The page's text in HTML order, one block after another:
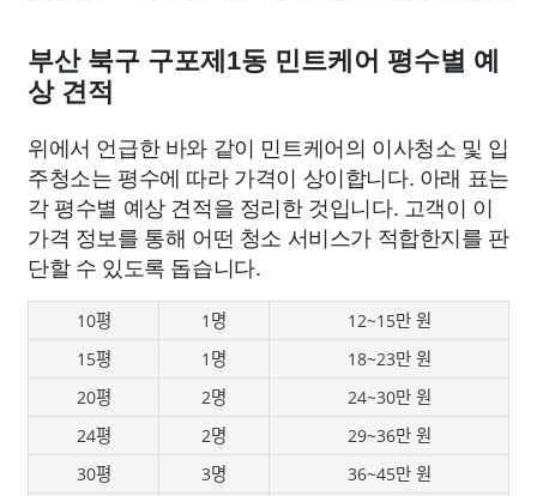
부산 북구 구포제1동 민트케어 평수별 예
상 견적
위에서 언급한 바와 같이 민트케어의 이사청소 및 입
주청소는 평수에 따라 가격이 상이합니다. 아래 표는
각 평수별 예상 견적을 정리한 것입니다. 고객이 이
가격 정보를 통해 어떤 청소 서비스가 적합한지를 판
단할 수 있도록 돕습니다.
10평 1명
12~15만 원
15평
1명
18~23만 원
20평
2명
24~30만 원
24평
2명
29~36만 원
30평
3명
36~45만 원